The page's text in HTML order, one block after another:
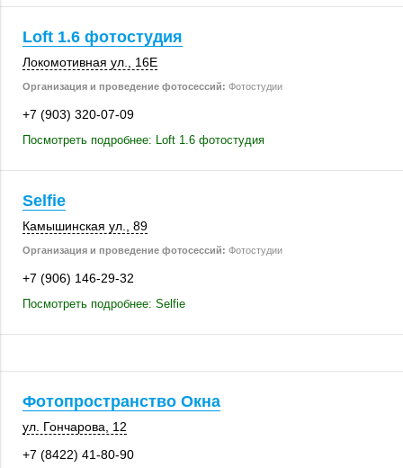
Loft 1.6 фотостудия
Локомотивная ул. 16Е
Организация и проведение фотосессий: Фотостудии
+7 (903) 320-07-09
Посмотреть подробнее: Loft 1.6 фотостудия
Selfie
Камышинская ул., 89
Организация и проведение фотосессий: Фотостудии
+7 (906) 146-29-32
Посмотреть подробнее: Selfie
Фотопространство Окна
ул. Гончарова, 12
+7 (8422) 41-80-90